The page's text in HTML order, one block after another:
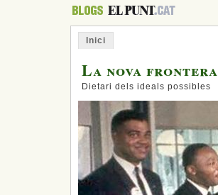
Inici
La nova frontera
Dietari dels ideals possibles